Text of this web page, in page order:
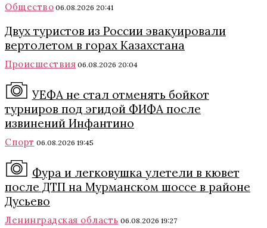
Общество 06.08.2026 20:41
Двух туристов из России эвакуировали
вертолетом в горах Казахстана
Происшествия 06.08.2026 20:04
УЕФА не стал отменять бойкот
турниров под эгидой ФИФА после
извинений Инфантино
Спорт 06.08.2026 19:45
Фура и легковушка улетели в кювет
после ДТП на Мурманском шоссе в районе
Дусьево
Ленинградская область 06.08.2026 19:27